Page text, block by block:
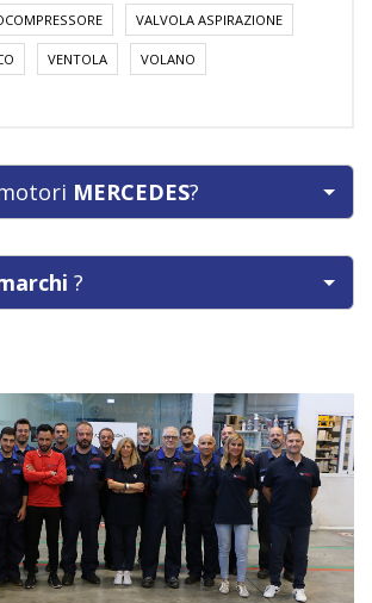
VALVOLA ASPIRAZIONE
VENTOLA VOLANO
MERCEDES?
?